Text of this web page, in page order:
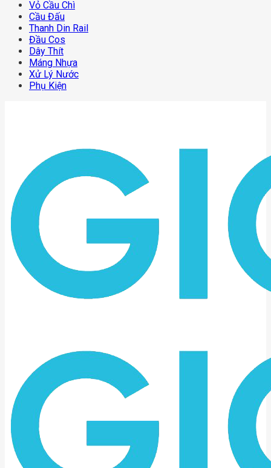
Vỏ Cầu Chì
Cầu Đấu
Thanh Din Rail
Đầu Cos
Dây Thít
Máng Nhựa
Xử Lý Nước
Phụ Kiện